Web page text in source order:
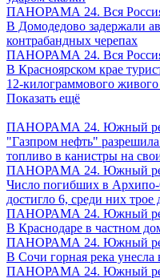
ПАНОРАМА 24. Вся
В Домодедово задержали
контрабандных черепах
ПАНОРАМА 24. Вся
В Красноярском крае
12-килограммового живого
Показать ещё
ПАНОРАМА 24. Южный
"Газпром нефть"
топливо в канистры на
ПАНОРАМА 24. Южный
Число погибших в
достигло 6, среди них трое
ПАНОРАМА 24. Южный
В Краснодаре в частном
ПАНОРАМА 24. Южный
В Сочи горная река
ПАНОРАМА 24. Южный